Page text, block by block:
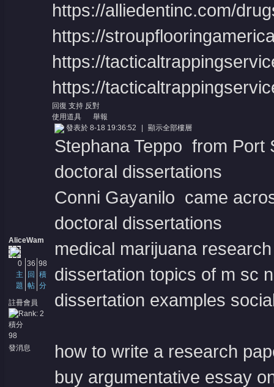
https://alliedentinc.com/
https://
https://
https://
回復 支持 反對
使用道具
舉報
AliceWam
0
主
題
36
回
帖
98
積
分
註冊會員
積分
98
發消息
發表於 8-18 19:36:52 顯示全部樓層
Stephana Teppo from
doctoral dissertations
Conni Gayanilo came
doctoral dissertations
medical marijuana
dissertation topics of m sc
dissertation examples
how to write a research
buy argumentative essay